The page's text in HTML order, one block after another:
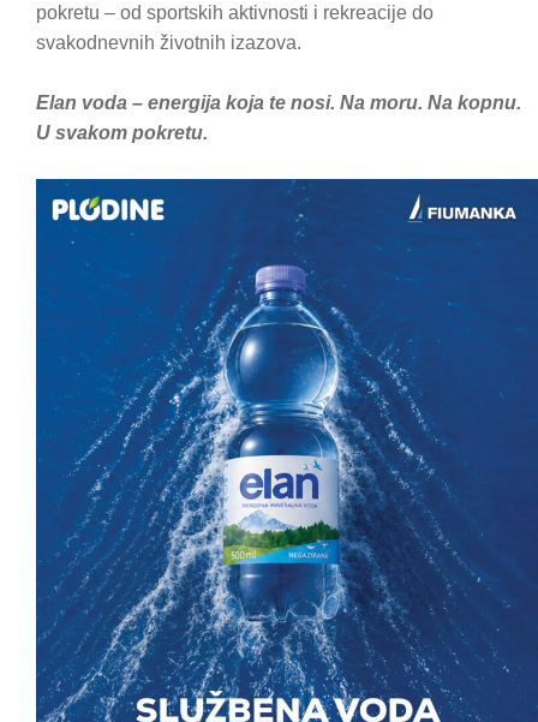
pokretu – od sportskih aktivnosti i rekreacije do
svakodnevnih životnih izazova.
Elan voda – energija koja te nosi. Na moru. Na kopnu.
U svakom pokretu.